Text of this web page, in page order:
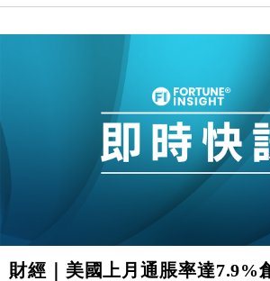
財經｜美國上月通脹率達7.9%